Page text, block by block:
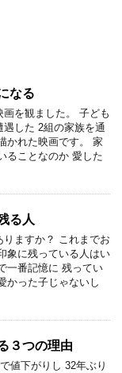
なる
画を観ました。 子ども
した 2組の家族を通
かれた映画です。 家
ることなのか 愛した
る人
ますか？ これまでお
象に残っている人はい
一番記憶に 残ってい
かった子じゃないし
３つの理由
値下がりし 32年ぶり